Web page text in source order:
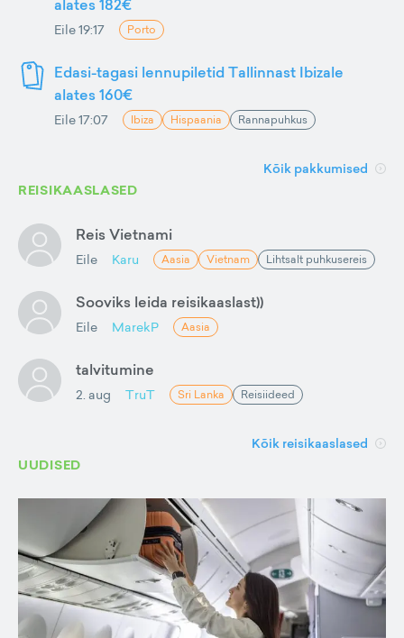
alates 182€
Eile 19:17 Porto
Edasi-tagasi lennupiletid Tallinnast Ibizale
alates 160€
Eile 17:07 Ibiza Hispaania Rannapuhkus
Kõik pakkumised
REISIKAASLASED
Reis Vietnami
Eile Karu Aasia Vietnam Lihtsalt puhkusereis
Sooviks leida reisikaaslast))
Eile MarekP Aasia
talvitumine
2. aug TruT Sri Lanka Reisiideed
Kõik reisikaaslased
UUDISED